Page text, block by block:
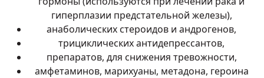
гиперплазии предстательной железы),
анаболических стероидов и андрогенов,
трициклических антидепрессантов,
препаратов, для снижения тревожности,
амфетаминов, марихуаны, метадона, героина